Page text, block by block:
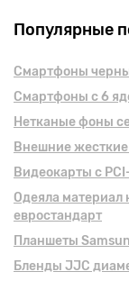
Популярные
Смартфоны
Смартфоны с 6
Нетканые фоны
Внешние
Видеокарты с
Одеяла материал
евростандарт
Планшеты
Бленды JJC